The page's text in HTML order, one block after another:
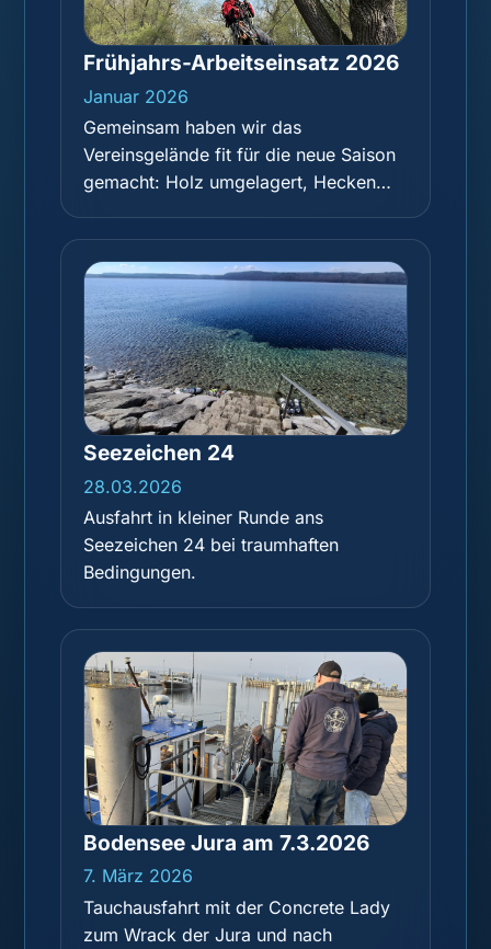
Frühjahrs-Arbeitseinsatz 2026
Januar 2026
Gemeinsam haben wir das
Vereinsgelände fit für die neue Saison
gemacht: Holz umgelagert, Hecken
abgesägt, die Hütte ausgeräumt, Laub
gerecht und das restliche Holz
aufgearbeitet. Vielen Dank an alle, die
mit angepackt haben – zur Belohnung
gab es Pizza und Getränke!
Seezeichen 24
28.03.2026
Ausfahrt in kleiner Runde ans
Seezeichen 24 bei traumhaften
Bedingungen.
Bodensee Jura am 7.3.2026
7. März 2026
Tauchausfahrt mit der Concrete Lady
zum Wrack der Jura und nach